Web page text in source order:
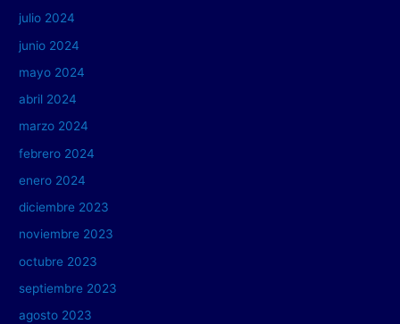
julio 2024
junio 2024
mayo 2024
abril 2024
marzo 2024
febrero 2024
enero 2024
diciembre 2023
noviembre 2023
octubre 2023
septiembre 2023
agosto 2023